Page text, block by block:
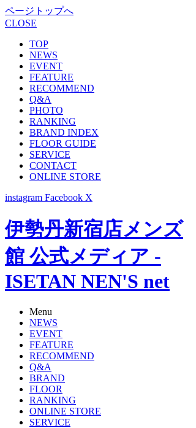
ページトップへ
CLOSE
TOP
NEWS
EVENT
FEATURE
RECOMMEND
Q&A
PHOTO
RANKING
BRAND INDEX
FLOOR GUIDE
SERVICE
CONTACT
ONLINE STORE
instagram Facebook X
伊勢丹新宿店メンズ
館 公式メディア -
ISETAN NEN'S net
Menu
NEWS
EVENT
FEATURE
RECOMMEND
Q&A
BRAND
FLOOR
RANKING
ONLINE STORE
SERVICE